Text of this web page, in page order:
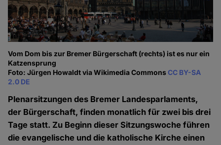
Vom Dom bis zur Bremer Bürgerschaft (rechts) ist es nur ein
Katzensprung
Foto: Jürgen Howaldt via Wikimedia CommonsCC BY-SA
2.0 DE
Plenarsitzungen des Bremer Landesparlaments,
der Bürgerschaft, finden monatlich für zwei bis drei
Tage statt. Zu Beginn dieser Sitzungswoche führen
die evangelische und die katholische Kirche einen